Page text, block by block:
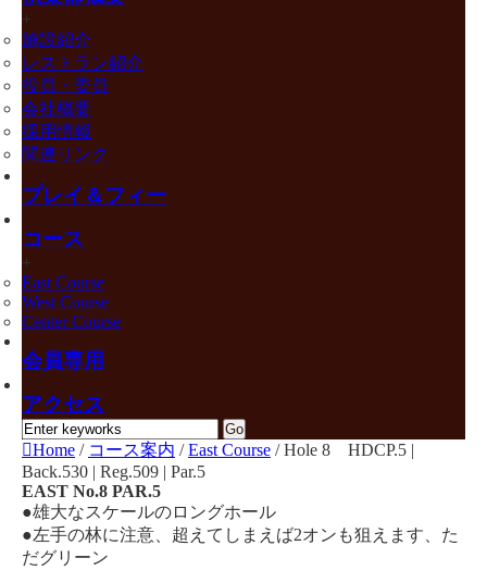
+
施設紹介
レストラン紹介
役員・委員
会社概要
採用情報
関連リンク
プレイ＆フィー
コース
+
East Course
West Course
Center Course
会員専用
アクセス
Home / コース案内 /East Course /Hole 8 HDCP.5 |
Back.530 | Reg.509 | Par.5
EAST No.8 PAR.5
●雄大なスケールのロングホール
●左手の林に注意、超えてしまえば2オンも狙えます、た
だグリーン